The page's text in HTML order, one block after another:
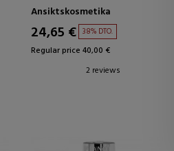
Ansiktskosmetika
24,65 € 38% DTO.
Regular price 40,00 €
2 reviews